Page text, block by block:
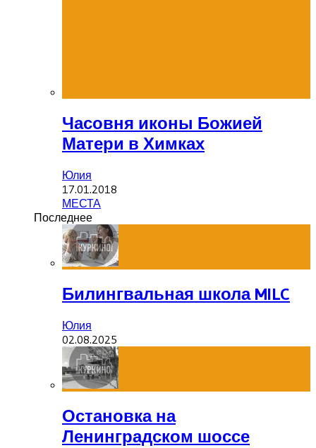
Часовня иконы Божией
Матери в Химках
Юлия
17.01.2018
МЕСТА
Последнее
Билингвальная школа MILC
Юлия
02.08.2025
Остановка на
Ленинградском шоссе